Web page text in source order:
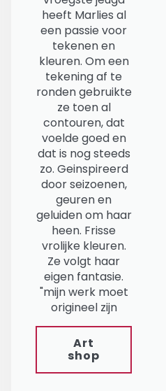
heeft Marlies al
een passie voor
tekenen en
kleuren. Om een
tekening af te
ronden gebruikte
ze toen al
contouren, dat
voelde goed en
dat is nog steeds
zo. Geinspireerd
door seizoenen,
geuren en
geluiden om haar
heen. Frisse
vrolijke kleuren.
Ze volgt haar
eigen fantasie.
"mijn werk moet
origineel zijn
Art
shop